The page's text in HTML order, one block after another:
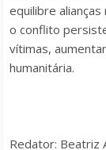
equilibre
o conflito
vítimas,
humanitária.
Redator: Beatriz